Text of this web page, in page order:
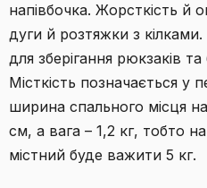
напівбочка. Жорсткість й
дуги й розтяжки з
для зберігання рюкзаків
Місткість позначається у
ширина спального місця
см, а вага – 1,2 кг, тобто
містний буде важити 5 кг.